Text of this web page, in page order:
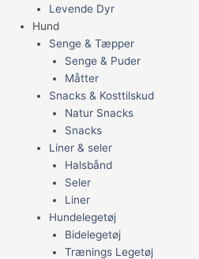
Levende Dyr
Hund
Senge & Tæpper
Senge & Puder
Måtter
Snacks & Kosttilskud
Natur Snacks
Snacks
Liner & seler
Halsbånd
Seler
Liner
Hundelegetøj
Bidelegetøj
Trænings Legetøj